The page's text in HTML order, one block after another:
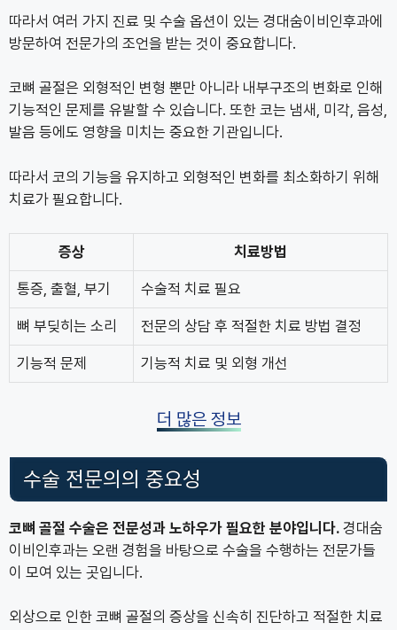
따라서 여러 가지 진료 및 수술 옵션이 있는 경대숨이비인후과에
방문하여 전문가의 조언을 받는 것이 중요합니다.
코뼈 골절은 외형적인 변형 뿐만 아니라 내부구조의 변화로 인해
기능적인 문제를 유발할 수 있습니다. 또한 코는 냄새, 미각, 음성,
발음 등에도 영향을 미치는 중요한 기관입니다.
따라서 코의 기능을 유지하고 외형적인 변화를 최소화하기 위해
치료가 필요합니다.
증상 치료방법
통증, 출혈, 부기 수술적 치료 필요
뼈 부딪히는 소리 전문의 상담 후 적절한 치료 방법 결정
기능적 문제 기능적 치료 및 외형 개선
더 많은 정보
수술 전문의의 중요성
코뼈 골절 수술은 전문성과 노하우가 필요한 분야입니다. 경대숨
이비인후과는 오랜 경험을 바탕으로 수술을 수행하는 전문가들
이 모여 있는 곳입니다.
외상으로 인한 코뼈 골절의 증상을 신속히 진단하고 적절한 치료